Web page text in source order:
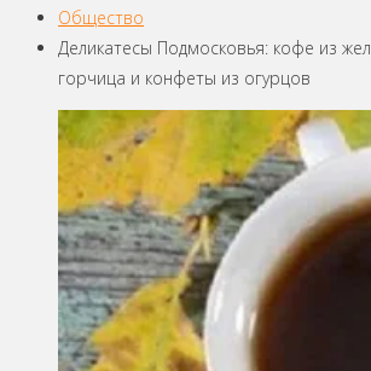
Общество
Деликатесы Подмосковья: кофе из
горчица и конфеты из огурцов